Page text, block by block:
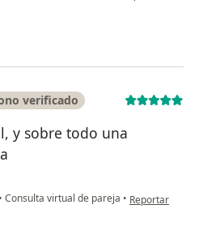
verificado
y sobre todo una
• Consulta virtual de pareja • en opinión del
Reportar